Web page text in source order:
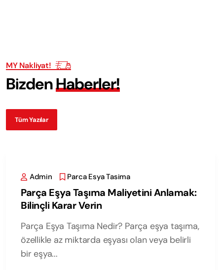
MY Nakliyat!
BizdenHaberler!
Tüm Yazılar
Admin Parca Esya Tasima
Parça Eşya Taşıma Maliyetini Anlamak:
Bilinçli Karar Verin
Parça Eşya Taşıma Nedir? Parça eşya taşıma,
özellikle az miktarda eşyası olan veya belirli
bir eşya...